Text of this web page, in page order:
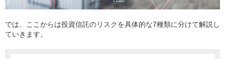
では、ここからは投資信託のリスクを具体的な7種類に分けて解説し
ていきます。